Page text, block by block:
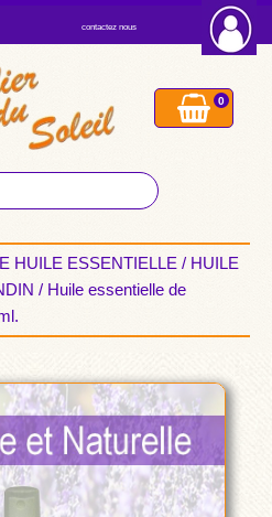
contactez nous
0
HUILE ESSENTIELLE / HUILE
/ Huile essentielle de